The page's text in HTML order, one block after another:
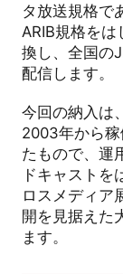
タ放送規格で
ARIB規格をは
換し、全国の
配信します。
今回の納入は
2003年から
たもので、運
ドキャストを
ロスメディア
開を見据えた
ます。